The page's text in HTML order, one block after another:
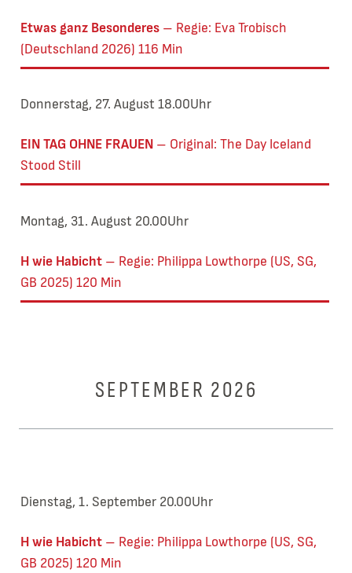
Etwas ganz Besonderes
Regie: Eva Trobisch
(Deutschland 2026) 116 Min
EIN TAG OHNE FRAUEN
Original: The Day Iceland
Stood Still
Donnerstag, 27. August 18.00Uhr
H wie Habicht
Regie: Philippa Lowthorpe (US, SG,
GB 2025) 120 Min
Montag, 31. August 20.00Uhr
SEPTEMBER 2026
H wie Habicht
Regie: Philippa Lowthorpe (US, SG,
GB 2025) 120 Min
Dienstag, 1. September 20.00Uhr